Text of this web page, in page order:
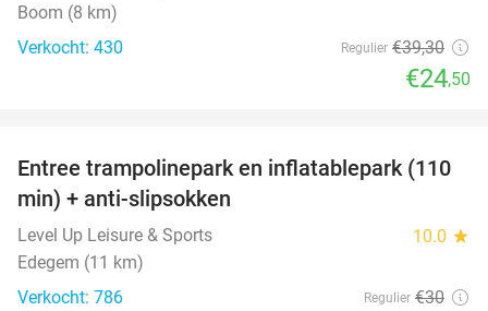
Boom (8 km)
Verkocht: 430
Regulier €39,30
€24,50
40%
Entree trampolinepark en inflatablepark (110
min) + anti-slipsokken
Level Up Leisure & Sports 10.0 star
Edegem (11 km)
Verkocht: 786
Regulier €30